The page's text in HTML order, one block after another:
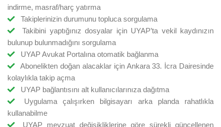
indirme, masraf/harç yatırma
Takiplerinizin durumunu topluca sorgulama
Takibini yaptığınız dosyalar için UYAP’ta vekil kaydınızın
bulunup bulunmadığını sorgulama
UYAP Avukat Portalına otomatik bağlanma
Abonelikten doğan alacaklar için Ankara 33. İcra Dairesinde
kolaylıkla takip açma
UYAP bağlantısını alt kullanıcılarınıza dağıtma
Uygulama çalışırken bilgisayarı arka planda rahatlıkla
kullanabilme
UYAP mevzuat değişikliklerine göre sürekli güncellenen